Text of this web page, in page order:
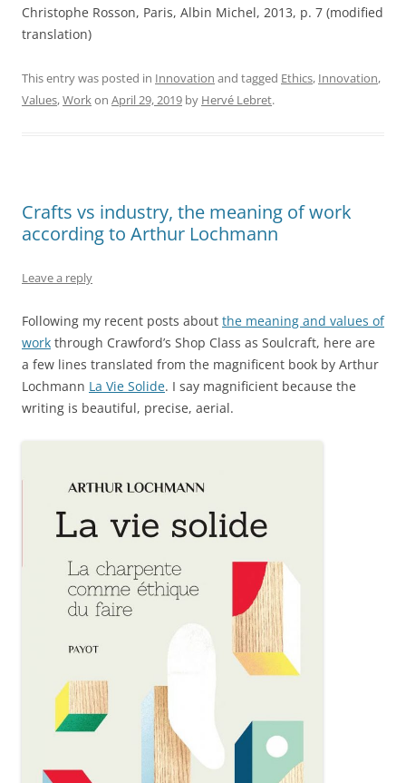
Christophe Rosson, Paris, Albin Michel, 2013, p. 7 (modified
translation)
This entry was posted in Innovation and tagged Ethics, Innovation,
Values,Workon April 29, 2019 by Hervé Lebret.
Crafts vs industry, the meaning of work
according to Arthur Lochmann
Leave a reply
Following my recent posts about the meaning and values of
work through Crawford’s Shop Class as Soulcraft, here are
a few lines translated from the magnificent book by Arthur
Lochmann La Vie Solide. I say magnificient because the
writing is beautiful, precise, aerial.